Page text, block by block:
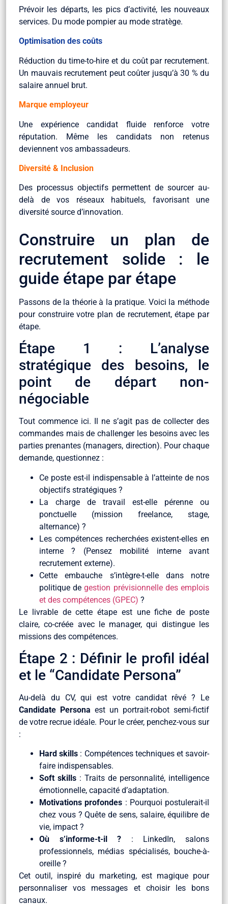
Prévoir les départs, les pics d’activité, les nouveaux
services. Du mode pompier au mode stratège.
Optimisation des coûts
Réduction du time-to-hire et du coût par recrutement.
Un mauvais recrutement peut coûter jusqu’à 30 % du
salaire annuel brut.
Marque employeur
Une expérience candidat fluide renforce votre
réputation. Même les candidats non retenus
deviennent vos ambassadeurs.
Diversité & Inclusion
Des processus objectifs permettent de sourcer au-
delà de vos réseaux habituels, favorisant une
diversité source d’innovation.
Construire un plan de
recrutement solide : le
guide étape par étape
Passons de la théorie à la pratique. Voici la méthode
pour construire votre plan de recrutement, étape par
étape.
Étape 1 : L’analyse
stratégique des besoins, le
point de départ non-
négociable
Tout commence ici. Il ne s’agit pas de collecter des
commandes mais de challenger les besoins avec les
parties prenantes (managers, direction). Pour chaque
demande, questionnez :
Ce poste est-il indispensable à l’atteinte de nos
objectifs stratégiques ?
La charge de travail est-elle pérenne ou
ponctuelle (mission freelance, stage,
alternance) ?
Les compétences recherchées existent-elles en
interne ? (Pensez mobilité interne avant
recrutement externe).
Cette embauche s’intègre-t-elle dans notre
politique degestion prévisionnelle des emplois
et des compétences (GPEC) ?
Le livrable de cette étape est une fiche de poste
claire, co-créée avec le manager, qui distingue les
missions des compétences.
Étape 2 : Définir le profil idéal
et le “Candidate Persona”
Au-delà du CV, qui est votre candidat rêvé ? Le
Candidate Persona est un portrait-robot semi-fictif
de votre recrue idéale. Pour le créer, penchez-vous sur
:
Hard skills : Compétences techniques et savoir-
faire indispensables.
Soft skills : Traits de personnalité, intelligence
émotionnelle, capacité d’adaptation.
Motivations profondes : Pourquoi postulerait-il
chez vous ? Quête de sens, salaire, équilibre de
vie, impact ?
Où s’informe-t-il ? : LinkedIn, salons
professionnels, médias spécialisés, bouche-à-
oreille ?
Cet outil, inspiré du marketing, est magique pour
personnaliser vos messages et choisir les bons
canaux.